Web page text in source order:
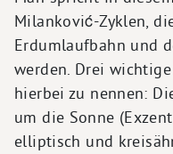
Milanković-Zyklen,
Erdumlaufbahn und
werden. Drei
hierbei zu nennen:
um die Sonne
elliptisch und